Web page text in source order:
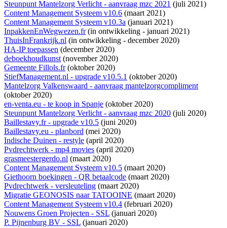
Steunpunt Mantelzorg Verlicht - aanvraag mzc 2021 (juli 2021)
Content Management Systeem v10.6 (maart 2021)
Content Management Systeem v10.3a (januari 2021)
InpakkenEnWegwezen.fr(in ontwikkeling - januari 2021)
ThuisInFrankrijk.nl (in ontwikkeling - december 2020)
HA-IP toepassen (december 2020)
deboekhoudkunst(november 2020)
Gemeente Fillols.fr(oktober 2020)
StiefManagement.nl - upgrade v10.5.1 (oktober 2020)
Mantelzorg Valkenswaard - aanvraag mantelzorgcompliment
(oktober 2020)
en-venta.eu - te koop in Spanje (oktober 2020)
Steunpunt Mantelzorg Verlicht - aanvraag mzc 2020 (juli 2020)
Baillestavy.fr - upgrade v10.5 (juni 2020)
Baillestavy.eu - planbord (mei 2020)
Indische Duinen - restyle (april 2020)
Pvdrechtwerk - mp4 movies (april 2020)
grasmeestergerdo.nl (maart 2020)
Content Management Systeem v10.5 (maart 2020)
Giethoorn boekingen - QR betaalcode (maart 2020)
Pvdrechtwerk - versleuteling (maart 2020)
Migratie GEONOSIS naar TATOOINE (maart 2020)
Content Management Systeem v10.4 (februari 2020)
Nouwens Groen Projecten - SSL (januari 2020)
P. Pijnenburg BV - SSL (januari 2020)